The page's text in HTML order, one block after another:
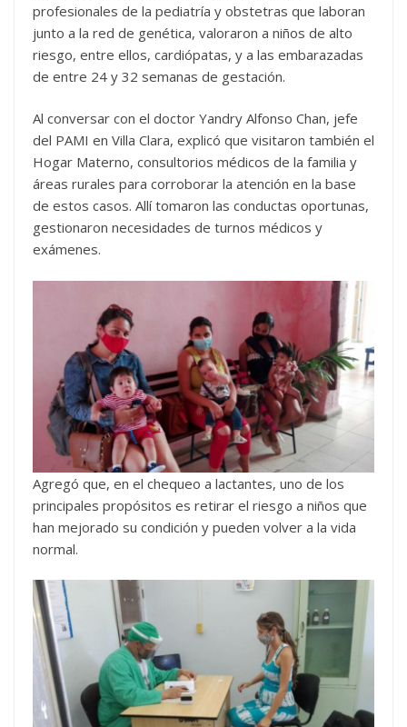
profesionales de la pediatría y obstetras que laboran
junto a la red de genética, valoraron a niños de alto
riesgo, entre ellos, cardiópatas, y a las embarazadas
de entre 24 y 32 semanas de gestación.
Al conversar con el doctor Yandry Alfonso Chan, jefe
del PAMI en Villa Clara, explicó que visitaron también el
Hogar Materno, consultorios médicos de la familia y
áreas rurales para corroborar la atención en la base
de estos casos. Allí tomaron las conductas oportunas,
gestionaron necesidades de turnos médicos y
exámenes.
Agregó que, en el chequeo a lactantes, uno de los
principales propósitos es retirar el riesgo a niños que
han mejorado su condición y pueden volver a la vida
normal.